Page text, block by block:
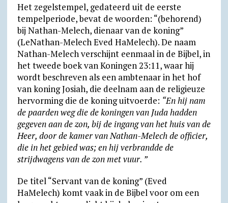
Het zegelstempel, gedateerd uit de eerste
tempelperiode, bevat de woorden: “(behorend)
bij Nathan-Melech, dienaar van de koning”
(LeNathan-Melech Eved HaMelech). De naam
Nathan-Melech verschijnt eenmaal in de Bijbel, in
het tweede boek van Koningen 23:11, waar hij
wordt beschreven als een ambtenaar in het hof
van koning Josiah, die deelnam aan de religieuze
hervorming die de koning uitvoerde: “En hij nam
de paarden weg die de koningen van Juda hadden
gegeven aan de zon, bij de ingang van het huis van de
Heer, door de kamer van Nathan-Melech de officier,
die in het gebied was; en hij verbrandde de
strijdwagens van de zon met vuur. ”
De titel “Servant van de koning” (Eved
HaMelech) komt vaak in de Bijbel voor om een